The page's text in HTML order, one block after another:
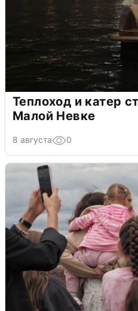
Теплоход и катер
Малой Невке
8 августа 0